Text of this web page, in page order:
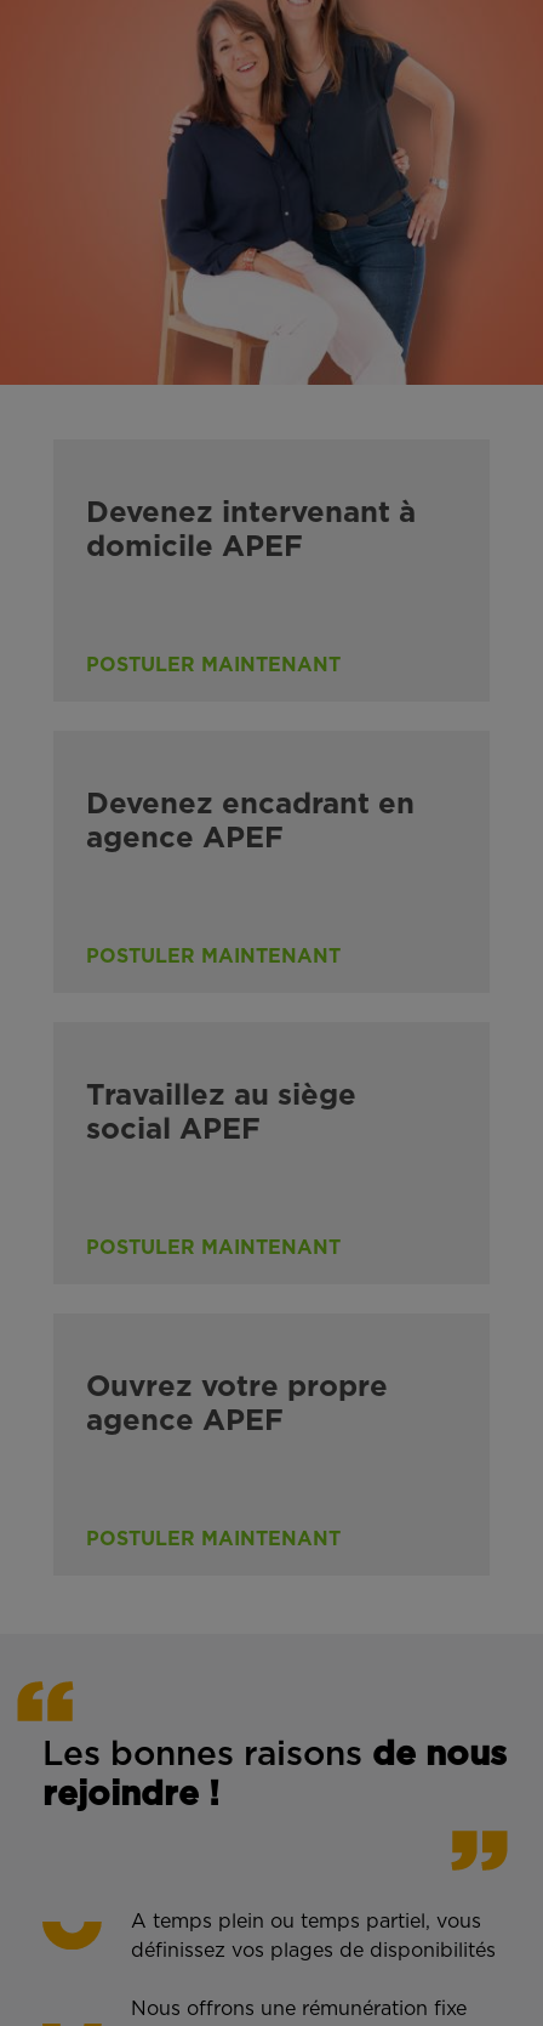
Devenez intervenant à
domicile APEF
POSTULER MAINTENANT
Devenez encadrant en
agence APEF
POSTULER MAINTENANT
Travaillez au siège
social APEF
POSTULER MAINTENANT
Ouvrez votre propre
agence APEF
POSTULER MAINTENANT
Les bonnes raisons de nous
rejoindre !
A temps plein ou temps partiel, vous
définissez vos plages de disponibilités
Nous offrons une rémunération fixe